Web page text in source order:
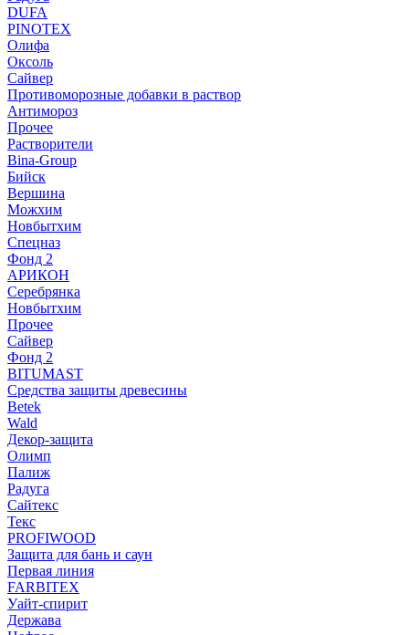
DUFA
PINOTEX
Олифа
Оксоль
Сайвер
Противоморозные добавки в раствор
Антимороз
Прочее
Растворители
Bina-Group
Бийск
Вершина
Можхим
Новбытхим
Спецназ
Фонд 2
АРИКОН
Серебрянка
Новбытхим
Прочее
Сайвер
Фонд 2
BITUMAST
Средства защиты древесины
Betek
Wald
Декор-защита
Олимп
Палиж
Радуга
Сайтекс
Текс
PROFIWOOD
Защита для бань и саун
Первая линия
FARBITEX
Уайт-спирит
Держава